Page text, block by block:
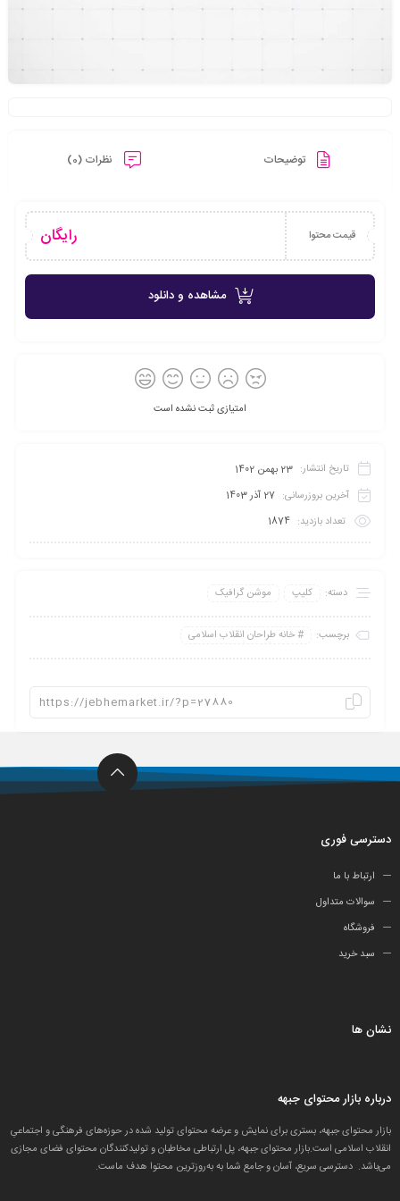
توضیحات نظرات (0)
قیمت محتوا رایگان
مشاهده و دانلود
امتیازی ثبت نشده است
تاریخ انتشار: 23 بهمن 1402
آخرین بروزرسانی: 27 آذر 1403
تعداد بازدید: 1874
دسته: کلیپ موشن گرافیک
برچسب: خانه طراحان انقلاب اسلامی
دسترسی فوری
ارتباط با ما
سوالات متداول
فروشگاه
سبد خرید
نشان ها
درباره بازار محتوای جبهه
بازار محتوای جبهه، بستری برای نمایش و عرضه محتوای تولید شده در حوزه‌های فرهنگی و اجتماعیِ
انقلاب اسلامی است.بازار محتوای جبهه، پل ارتباطی مخاطبان و تولید‌کنندگان محتوای فضای مجازی
می‌باشد. دسترسی سریع، آسان و جامع شما به به‌روزترین محتوا هدف ماست.